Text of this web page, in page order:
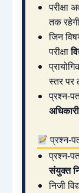
परीक्षा
तक
जिन
परीक्षा
स्तर पर
प्रश्न-
अधिकारी
प्रश्न-
प्रश्न-
संयुक्त
निजी